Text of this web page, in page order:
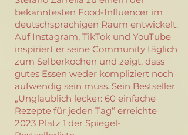
bekanntesten Food-Influencer im
deutschsprachigen Raum entwickelt.
Auf Instagram, TikTok und YouTube
inspiriert er seine Community täglich
zum Selberkochen und zeigt, dass
gutes Essen weder kompliziert noch
aufwendig sein muss. Sein Bestseller
„Unglaublich lecker: 60 einfache
Rezepte für jeden Tag“ erreichte
2023 Platz 1 der Spiegel-